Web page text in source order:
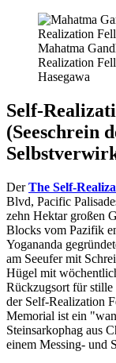
Mahatma
Realization
Hasegawa
Self-
(Seeschrein
DerThe Self-
Blvd, Pacific
zehn Hektar großen
Blocks vom Pazifik
Yogananda
am Seeufer mit
Hügel mit
Rückzugsort für
der Self-Realization
Memorial ist ein
Steinsarkophag aus
einem Messing- und